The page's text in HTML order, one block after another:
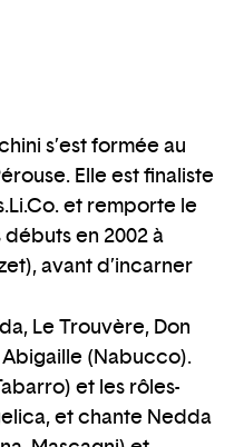
s’est formée au
Elle est finaliste
et remporte le
en 2002 à
avant d’incarner
Le Trouvère, Don
(Nabucco).
et les rôles-
et chante Nedda